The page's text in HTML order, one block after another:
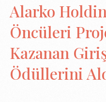
Alarko
Öncüleri
Kazanan
Ödüllerini